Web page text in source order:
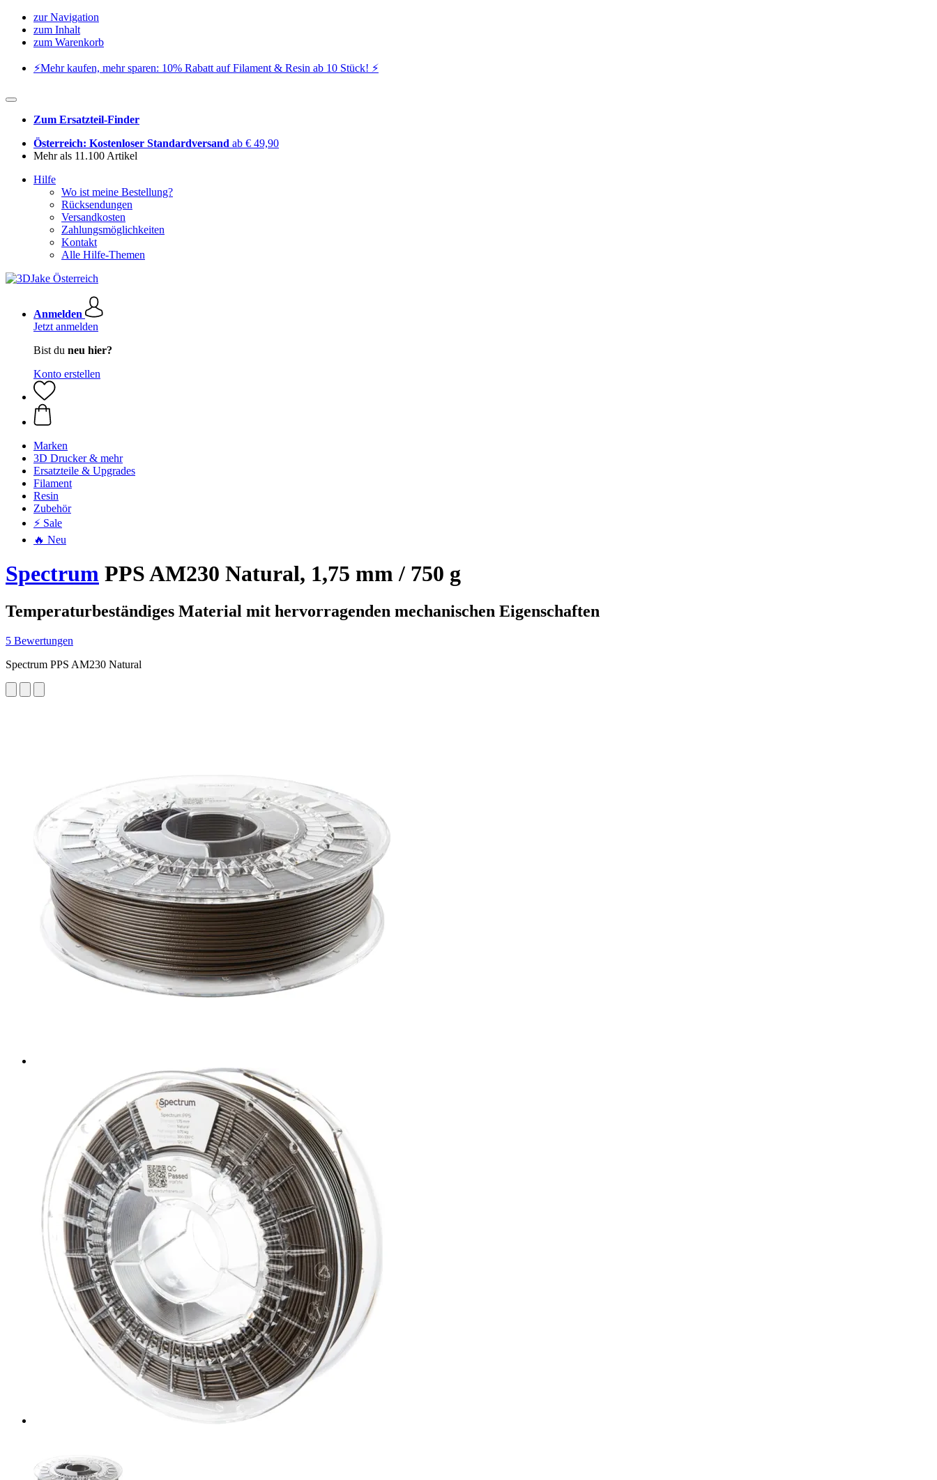
zur Navigation
zum Inhalt
zum Warenkorb
⚡️Mehr kaufen, mehr sparen: 10% Rabatt auf Filament & Resin ab 10 Stück! ⚡️
Zum Ersatzteil-Finder
Österreich: Kostenloser Standardversand ab € 49,90
Mehr als 11.100 Artikel
Hilfe
Wo ist meine Bestellung?
Rücksendungen
Versandkosten
Zahlungsmöglichkeiten
Kontakt
Alle Hilfe-Themen
Anmelden
Jetzt anmelden
Bist du neu hier?
Konto erstellen
Marken
3D Drucker & mehr
Ersatzteile & Upgrades
Filament
Resin
Zubehör
⚡ Sale
🔥 Neu
Spectrum PPS AM230 Natural, 1,75 mm / 750 g
Temperaturbeständiges Material mit hervorragenden mechanischen Eigenschaften
5 Bewertungen
Spectrum PPS AM230 Natural